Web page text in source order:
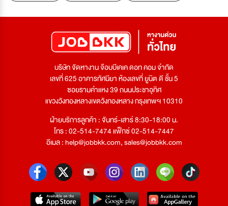
บริษัท จัดหางาน จ๊อบบีเคเค ดอท คอม จำกัด
เลขที่ 625 อาคารทัศนียา ห้องเลขที่ ยูนิต ดี ชั้น 5
ซอยรามคำแหง 39 ถนนประชาอุทิศ
แขวงวังทองหลางเขตวังทองหลาง กรุงเทพฯ 10310
ฝ่ายบริการลูกค้า : จันทร์-เสาร์ 8:30-18:00 น.
โทร : 02-514-7474 แฟ็กซ์ 02-514-7447
อีเมล :help@jobbkk.com,sales@jobbkk.com